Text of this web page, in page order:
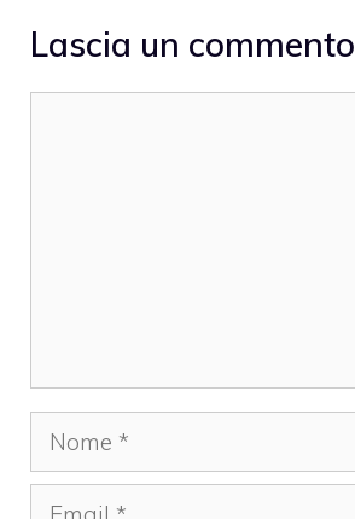
Lascia un commento
Nome
Email